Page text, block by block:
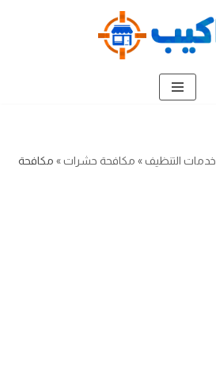
خدمات التنظيف» مكافحة حشرات» مكافحة